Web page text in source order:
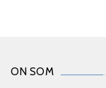
ON SOM